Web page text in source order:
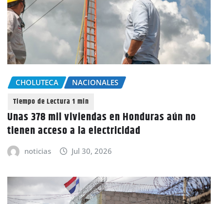
CHOLUTECA NACIONALES
Unas 378 mil viviendas en Honduras aún no
tienen acceso a la electricidad
noticias Jul 30, 2026